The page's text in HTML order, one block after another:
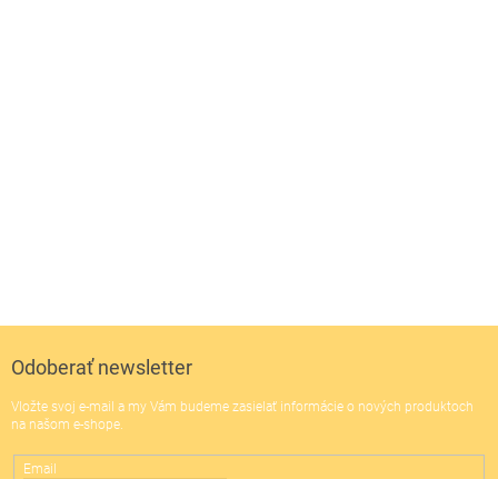
Odoberať newsletter
Vložte svoj e-mail a my Vám budeme zasielať informácie o nových produktoch
na našom e-shope.
Email